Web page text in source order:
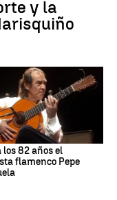
y la
los 82 años el
flamenco Pepe